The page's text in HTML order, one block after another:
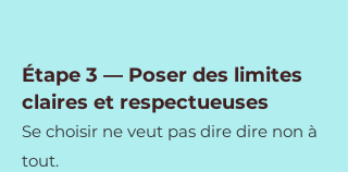
Étape 3 — Poser des limites
claires et respectueuses
Se choisir ne veut pas dire dire non à
tout.